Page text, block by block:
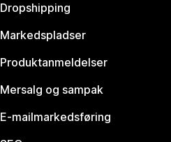
Dropshipping
Markedspladser
Produktanmeldelser
Mersalg og sampak
E-mailmarkedsføring